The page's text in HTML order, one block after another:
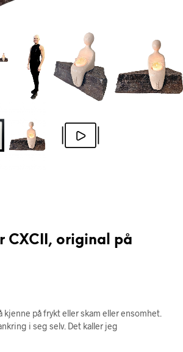
CXCII, original på
kjenne på frykt eller skam eller ensomhet.
i seg selv. Det kaller jeg